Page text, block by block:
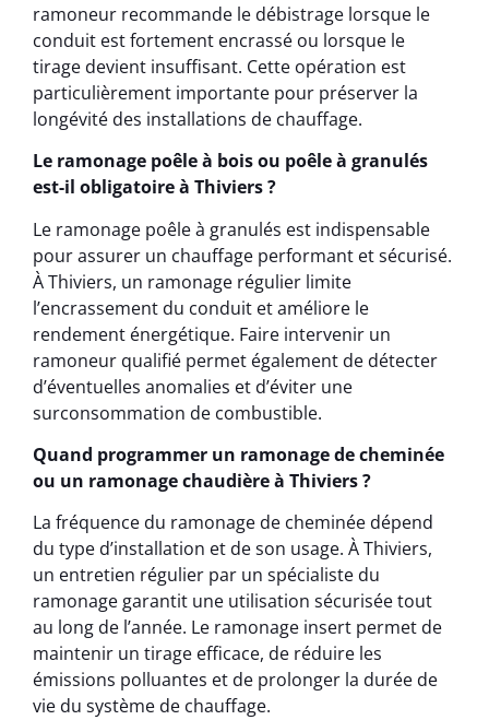
ramoneur recommande le débistrage lorsque le
conduit est fortement encrassé ou lorsque le
tirage devient insuffisant. Cette opération est
particulièrement importante pour préserver la
longévité des installations de chauffage.
Le ramonage poêle à bois ou poêle à granulés
est-il obligatoire à Thiviers ?
Le ramonage poêle à granulés est indispensable
pour assurer un chauffage performant et sécurisé.
À Thiviers, un ramonage régulier limite
l’encrassement du conduit et améliore le
rendement énergétique. Faire intervenir un
ramoneur qualifié permet également de détecter
d’éventuelles anomalies et d’éviter une
surconsommation de combustible.
Quand programmer un ramonage de cheminée
ou un ramonage chaudière à Thiviers ?
La fréquence du ramonage de cheminée dépend
du type d’installation et de son usage. À Thiviers,
un entretien régulier par un spécialiste du
ramonage garantit une utilisation sécurisée tout
au long de l’année. Le ramonage insert permet de
maintenir un tirage efficace, de réduire les
émissions polluantes et de prolonger la durée de
vie du système de chauffage.